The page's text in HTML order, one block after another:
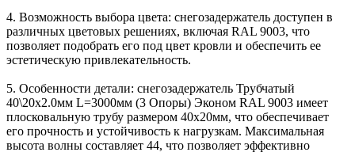
4. Возможность выбора цвета: снегозадержатель доступен в
различных цветовых решениях, включая RAL 9003, что
позволяет подобрать его под цвет кровли и обеспечить ее
эстетическую привлекательность.
5. Особенности детали: снегозадержатель Трубчатый
40\20х2.0мм L=3000мм (3 Опоры) Эконом RAL 9003 имеет
плосковальную трубу размером 40х20мм, что обеспечивает
его прочность и устойчивость к нагрузкам. Максимальная
высота волны составляет 44, что позволяет эффективно